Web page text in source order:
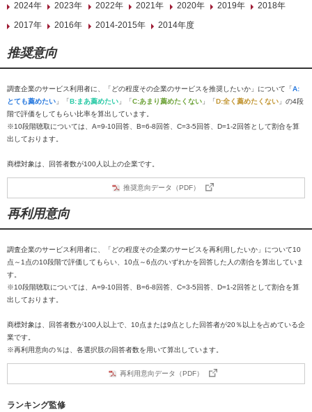
2024年
2023年 2022年 2021年 2020年 2019年
2018年
2017年
2016年 2014-2015年 2014年度
推奨意向
調査企業のサービス利用者に、「どの程度その企業のサービスを推奨したいか」について「A:
とても薦めたい 」「B:まあ薦めたい 」「C:あまり薦めたくない 」「D:全く薦めたくない 」の4段
階で評価をしてもらい比率を算出しています。
※10段階聴取については、A=9-10回答、B=6-8回答、C=3-5回答、D=1-2回答として割合を算
出しております。
商標対象は、回答者数が100人以上の企業です。
推奨意向データ（PDF）
再利用意向
調査企業のサービス利用者に、「どの程度その企業のサービスを再利用したいか」について10
点～1点の10段階で評価してもらい、10点～6点のいずれかを回答した人の割合を算出していま
す。
※10段階聴取については、A=9-10回答、B=6-8回答、C=3-5回答、D=1-2回答として割合を算
出しております。
商標対象は、回答者数が100人以上で、10点または9点とした回答者が20％以上を占めている企
業です。
※再利用意向の％は、各選択肢の回答者数を用いて算出しています。
再利用意向データ（PDF）
ランキング監修